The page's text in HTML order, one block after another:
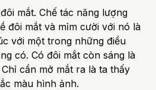
mắt. Chế tác năng lượng
đôi mắt và mỉm cười với nó là
với một trong những điều
có. Có đôi mắt còn sáng là
cần mở mắt ra là ta thấy
màu hình ảnh.